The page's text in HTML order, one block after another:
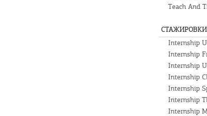
Teach And
Internship
Internship
Internship
Internship
Internship
Internship
Internship